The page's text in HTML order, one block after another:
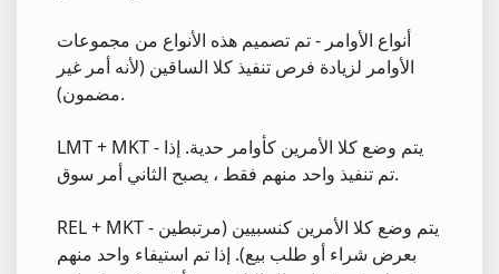
أنواع الأوامر - تم تصميم هذه الأنواع من مجموعات
الأوامر لزيادة فرص تنفيذ كلا الساقين (لأنه أمر غير
مضمون).
LMT + MKT - يتم وضع كلا الأمرين كأوامر حدية. إذا
تم تنفيذ واحد منهم فقط ، يصبح الثاني أمر سوق.
REL + MKT - يتم وضع كلا الأمرين كنسبيين (مرتبطين
بعرض شراء أو طلب بيع). إذا تم استيفاء واحد منهم